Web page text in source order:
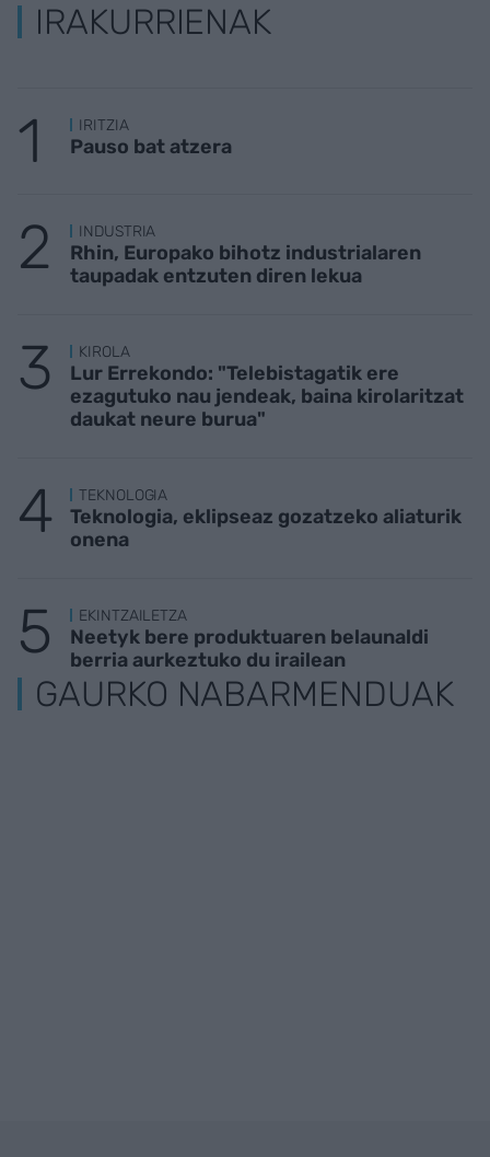
IRAKURRIENAK
IRITZIA
Pauso bat atzera
INDUSTRIA
Rhin, Europako bihotz industrialaren
taupadak entzuten diren lekua
KIROLA
Lur Errekondo: "Telebistagatik ere
ezagutuko nau jendeak, baina kirolaritzat
daukat neure burua"
TEKNOLOGIA
Teknologia, eklipseaz gozatzeko aliaturik
onena
EKINTZAILETZA
Neetyk bere produktuaren belaunaldi
berria aurkeztuko du irailean
GAURKO NABARMENDUAK